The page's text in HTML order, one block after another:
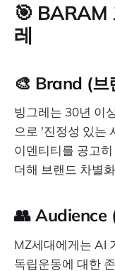
🎯 BARAM
레
🎨 Brand (브
빙그레는 30년 이
으로 '진정성 있는
이덴티티를 공고
더해 브랜드 차별
👥 Audience
MZ세대에게는 AI
독립운동에 대한